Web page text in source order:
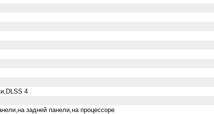
4
задней панели,на процессоре